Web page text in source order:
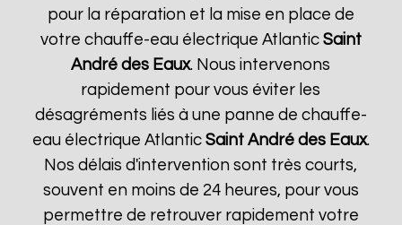
pour la réparation et la mise en place de
votre chauffe-eau électrique Atlantic Saint
André des Eaux. Nous intervenons
rapidement pour vous éviter les
désagréments liés à une panne de chauffe-
eau électrique Atlantic Saint André des Eaux.
Nos délais d'intervention sont très courts,
souvent en moins de 24 heures, pour vous
permettre de retrouver rapidement votre